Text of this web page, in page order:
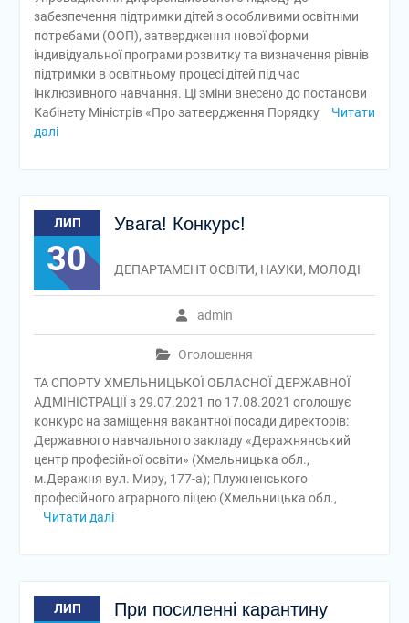
забезпечення підтримки дітей з особливими освітніми
потребами (ООП), затвердження нової форми
індивідуальної програми розвитку та визначення рівнів
підтримки в освітньому процесі дітей під час
інклюзивного навчання. Ці зміни внесено до постанови
Кабінету Міністрів «Про затвердження Порядку
Читати
далі
ЛИП
30
Увага! Конкурс!
admin
Оголошення
ДЕПАРТАМЕНТ ОСВІТИ, НАУКИ, МОЛОДІ
ТА СПОРТУ ХМЕЛЬНИЦЬКОЇ ОБЛАСНОЇ ДЕРЖАВНОЇ
АДМІНІСТРАЦІЇ з 29.07.2021 по 17.08.2021 оголошує
конкурс на заміщення вакантної посади директорів:
Державного навчального закладу «Деражнянський
центр професійної освіти» (Хмельницька обл.,
м.Деражня вул. Миру, 177-а); Плужненського
професійного аграрного ліцею (Хмельницька обл.,
Читати далі
ЛИП
При посиленні карантину